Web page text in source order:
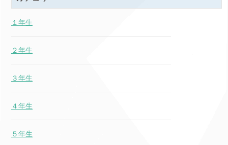
１年生
２年生
３年生
４年生
５年生